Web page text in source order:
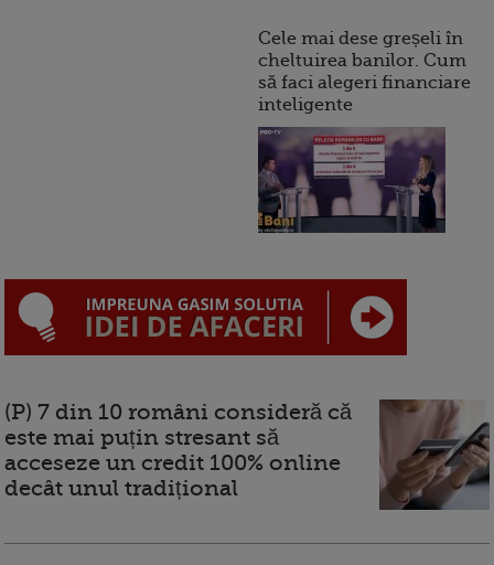
Cele mai dese greșeli în
cheltuirea banilor. Cum
să faci alegeri financiare
inteligente
(P) 7 din 10 români consideră că
este mai puțin stresant să
acceseze un credit 100% online
decât unul tradițional